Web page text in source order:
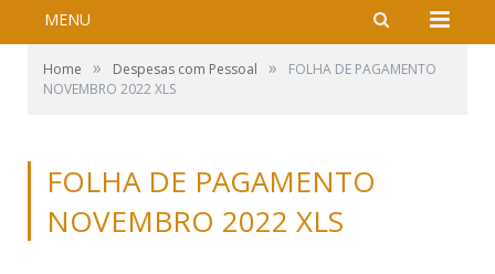
MENU
Home » Despesas com Pessoal »
FOLHA DE PAGAMENTO
NOVEMBRO 2022 XLS
FOLHA DE PAGAMENTO
NOVEMBRO 2022 XLS